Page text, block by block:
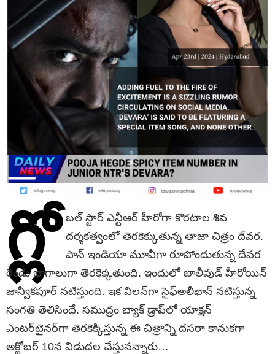
గ్లో బల్ స్టార్ ఎన్టీఆర్ హీరోగా కొరటాల శివ
దర్శకత్వంలో తెరకెక్కుతున్న తాజా చిత్రం దేవర.
పాన్ ఇండియా మూవీగా రూపోందుతున్న దేవర
రెండు భాగాలుగా తెరకెక్కతుంది. ఇందులో బాలీవుడ్ హీరోయిన్
జాన్వీకపూర్ నటిస్తుంది. ఇక విలన్‌గా సైఫ్‌అలీఖాన్‌ నటిస్తున్న
సంగతి తెలిసిందే. సముద్రం బ్యాక్ డ్రాప్‌లో యాక్షన్‌
ఎంటర్‌టైనర్‌గా తెరకెక్కిస్తున్న ఈ చిత్రాన్ని దసరా కానుకగా
అక్టోబర్‌ 10న విడుదల చేస్తునన్నారు…